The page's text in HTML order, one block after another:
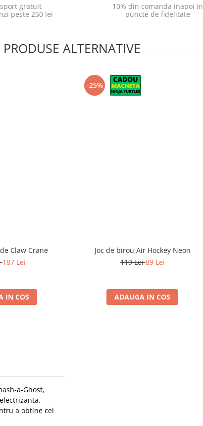
gratuit
peste 250 lei
10% din comanda inapoi in
puncte de fidelitate
PRODUSE ALTERNATIVE
Claw Crane
187 Lei
IN COS
-25%
Joc de birou Air Hockey Neon
119 Lei89 Lei
ADAUGA IN COS
a-Ghost,
a obtine cel